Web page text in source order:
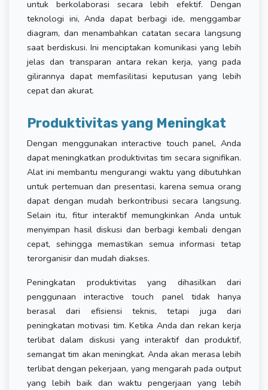
untuk berkolaborasi secara lebih efektif. Dengan
teknologi ini, Anda dapat berbagi ide, menggambar
diagram, dan menambahkan catatan secara langsung
saat berdiskusi. Ini menciptakan komunikasi yang lebih
jelas dan transparan antara rekan kerja, yang pada
gilirannya dapat memfasilitasi keputusan yang lebih
cepat dan akurat.
Produktivitas yang Meningkat
Dengan menggunakan interactive touch panel, Anda
dapat meningkatkan produktivitas tim secara signifikan.
Alat ini membantu mengurangi waktu yang dibutuhkan
untuk pertemuan dan presentasi, karena semua orang
dapat dengan mudah berkontribusi secara langsung.
Selain itu, fitur interaktif memungkinkan Anda untuk
menyimpan hasil diskusi dan berbagi kembali dengan
cepat, sehingga memastikan semua informasi tetap
terorganisir dan mudah diakses.
Peningkatan produktivitas yang dihasilkan dari
penggunaan interactive touch panel tidak hanya
berasal dari efisiensi teknis, tetapi juga dari
peningkatan motivasi tim. Ketika Anda dan rekan kerja
terlibat dalam diskusi yang interaktif dan produktif,
semangat tim akan meningkat. Anda akan merasa lebih
terlibat dengan pekerjaan, yang mengarah pada output
yang lebih baik dan waktu pengerjaan yang lebih